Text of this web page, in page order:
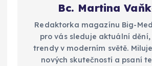
Bc. Martina
Redaktorka magazínu Big-
pro vás sleduje aktuální
trendy v moderním světě.
nových skutečností a psaní